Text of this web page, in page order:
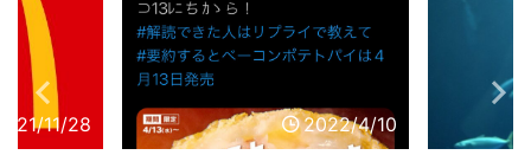
11/28 2022/4/10